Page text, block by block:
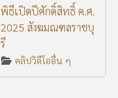
พิธีเปิดปีศักดิ์สิทธิ์ ค.ศ.
2025 สังฆมณฑลราชบุ
รี
คลิปวิดีโออื่น ๆ